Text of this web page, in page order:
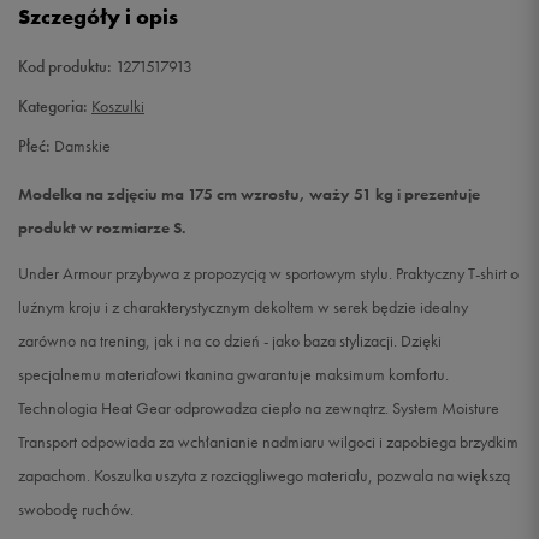
Szczegóły i opis
Kod produktu: 1271517913
Kategoria: Koszulki
Płeć: Damskie
Modelka na zdjęciu ma 175 cm wzrostu, waży 51 kg i prezentuje
produkt w rozmiarze S.
Under Armour przybywa z propozycją w sportowym stylu. Praktyczny T-shirt o
luźnym kroju i z charakterystycznym dekoltem w serek będzie idealny
zarówno na trening, jak i na co dzień - jako baza stylizacji. Dzięki
specjalnemu materiałowi tkanina gwarantuje maksimum komfortu.
Technologia Heat Gear odprowadza ciepło na zewnątrz. System Moisture
Transport odpowiada za wchłanianie nadmiaru wilgoci i zapobiega brzydkim
zapachom. Koszulka uszyta z rozciągliwego materiału, pozwala na większą
swobodę ruchów.